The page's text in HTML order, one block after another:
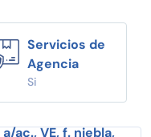
Servicios de
Agencia
Si
ac., VE, f. niebla,